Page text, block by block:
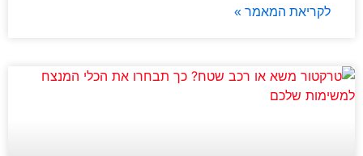
לקריאת המאמר »